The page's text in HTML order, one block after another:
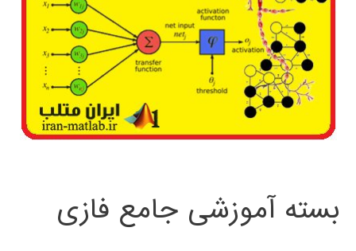
بسته آموزشی جامع فازی